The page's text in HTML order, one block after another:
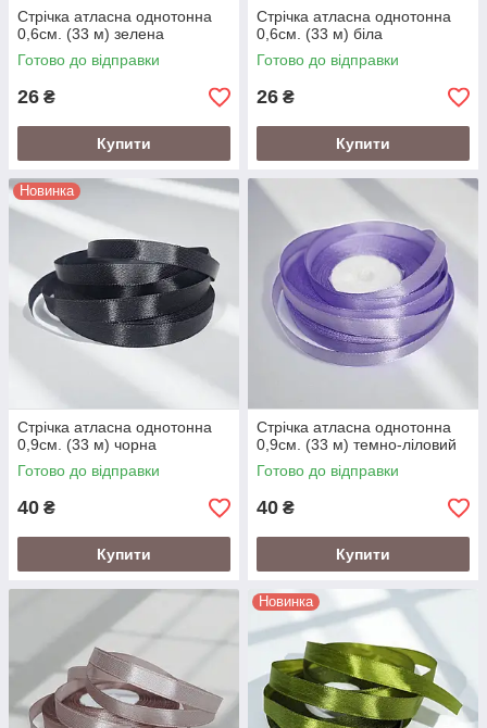
Стрічка атласна однотонна
0,6см. (33 м) зелена
Готово до відправки
26 ₴
Купити
Стрічка атласна однотонна
0,6см. (33 м) біла
Готово до відправки
26 ₴
Купити
Новинка
Стрічка атласна однотонна
0,9см. (33 м) чорна
Готово до відправки
40 ₴
Купити
Стрічка атласна однотонна
0,9см. (33 м) темно-ліловий
Готово до відправки
40 ₴
Купити
Новинка